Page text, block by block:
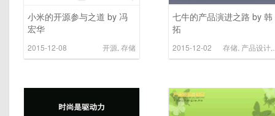
小米的开源参与之道 by 冯
宏华
2015-12-08 开源 存储
七牛的产品演进之路 by 韩
拓
2015-12-02 存储 产品设计